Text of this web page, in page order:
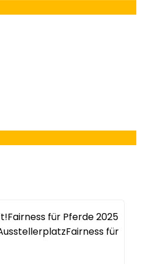
Fairness für Pferde 2025
Fairness für